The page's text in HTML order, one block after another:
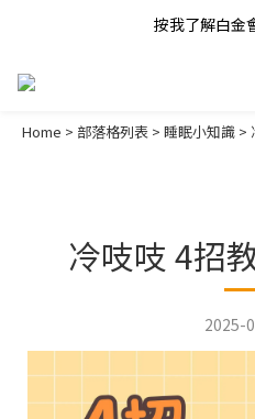
按我了解白金
Home > 部落格列表 > 睡眠小知識 >
冷吱吱 4招
2025-